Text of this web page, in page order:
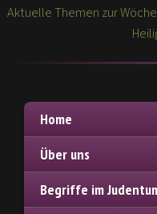
Aktuelle Themen zur
Home
Über uns
Begriffe im